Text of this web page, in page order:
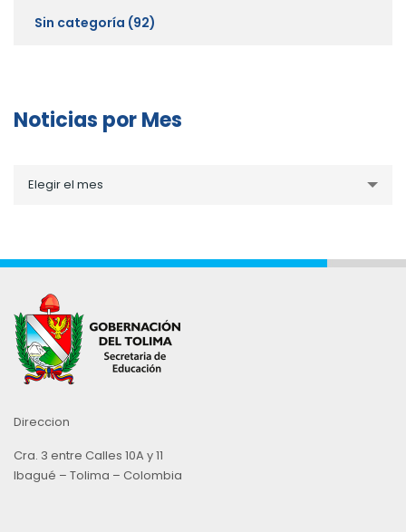
Sin categoría (92)
Noticias por Mes
porElegir el mes
Direccion
Cra. 3 entre Calles 10A y 11
Ibagué – Tolima – Colombia